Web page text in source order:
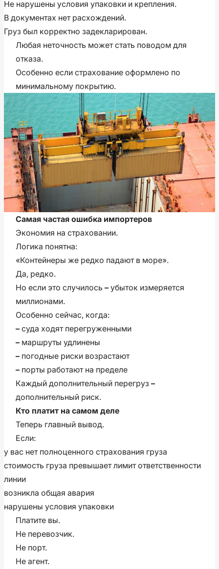
Не нарушены условия упаковки и крепления.
В документах нет расхождений.
Груз был корректно задекларирован.
Любая неточность может стать поводом для
отказа.
Особенно если страхование оформлено по
минимальному покрытию.
Самая частая ошибка импортеров
Экономия на страховании.
Логика понятна:
«Контейнеры же редко падают в море».
Да, редко.
Но если это случилось – убыток измеряется
миллионами.
Особенно сейчас, когда:
– суда ходят перегруженными
– маршруты удлинены
– погодные риски возрастают
– порты работают на пределе
Каждый дополнительный перегруз –
дополнительный риск.
Кто платит на самом деле
Теперь главный вывод.
Если:
у вас нет полноценного страхования груза
стоимость груза превышает лимит ответственности
линии
возникла общая авария
нарушены условия упаковки
Платите вы.
Не перевозчик.
Не порт.
Не агент.